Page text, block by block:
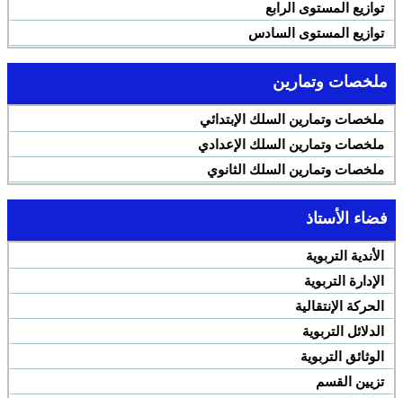
توازيع المستوى الرابع
توازيع المستوى السادس
ملخصات وتمارين
ملخصات وتمارين السلك الإبتدائي
ملخصات وتمارين السلك الإعدادي
ملخصات وتمارين السلك الثانوي
فضاء الأستاذ
الأندية التربوية
الإدارة التربوية
الحركة الإنتقالية
الدلائل التربوية
الوثائق التربوية
تزيين القسم